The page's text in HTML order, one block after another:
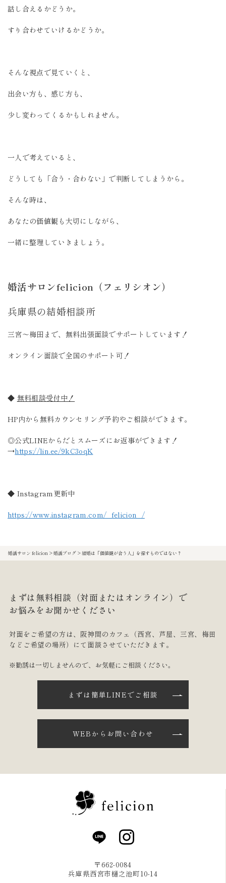
話し合えるかどうか。
すり合わせていけるかどうか。
そんな視点で見ていくと、
出会い方も、感じ方も、
少し変わってくるかもしれません。
一人で考えていると、
どうしても「合う・合わない」で判断してしまうから。
そんな時は、
あなたの価値観も大切にしながら、
一緒に整理していきましょう。
婚活サロンfelicion（フェリシオン）
兵庫県の結婚相談所
三宮〜梅田まで、無料出張面談でサポートしています！
オンライン面談で全国のサポート可！
◆ 無料相談受付中！
HP内から無料カウンセリング予約やご相談ができます。
◎公式LINEからだとスムーズにお返事ができます！
→https://lin.ee/9kC3oqK
◆ Instagram更新中
https://www.instagram.com/_felicion_/
婚活サロン felicion>婚活ブログ>結婚は「価値観が合う人」を探すものではない？
まずは無料相談（対面またはオンライン）で
お悩みをお聞かせください
対面をご希望の方は、阪神間のカフェ （西宮、芦屋、三宮、梅田
などご希望の場所）にて面談させていただきます。
※勧誘は一切しませんので、お気軽にご相談ください。
まずは簡単LINEでご相談
WEBからお問い合わせ
〒662-0084
兵庫県西宮市樋之池町10-14